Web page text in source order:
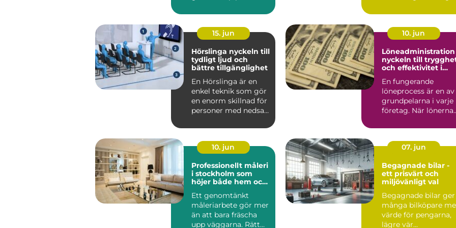
resmål i Sve...
har...
15. jun
Hörslinga nyckeln till
tydligt ljud och
bättre tillgänglighet
En Hörslinga är en
enkel teknik som gör
en enorm skillnad för
personer med nedsatt
10. jun
Löneadministration
nyckeln till
och effektivitet i
En fungerande
löneprocess är en av
grundpelarna i varje
företag. När lönerna
korrek...
10. jun
Professionellt måleri
i stockholm som
höjer både hem och
Ett genomtänkt
måleriarbete gör mer
än att bara fräscha
upp väggarna. Rätt
07. jun
Begagnade bilar -
ett prisvärt och
miljövänligt val
Begagnade bilar ger
många bilköpare
värde för pengarna,
lägre vär...